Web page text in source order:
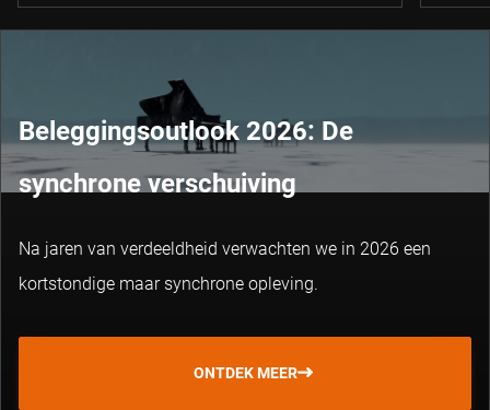
Beleggingsoutlook 2026: De
synchrone verschuiving
Na jaren van verdeeldheid verwachten we in 2026 een
kortstondige maar synchrone opleving.
ONTDEK MEER